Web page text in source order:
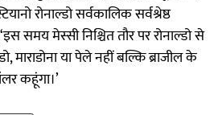
रोनाल्डो सर्वकालिक सर्वश्रेष्ठ
समय मेस्सी निश्चित तौर पर रोनाल्डो से
माराडोना या पेले नहीं बल्कि ब्राजील के
कहूंगा।’